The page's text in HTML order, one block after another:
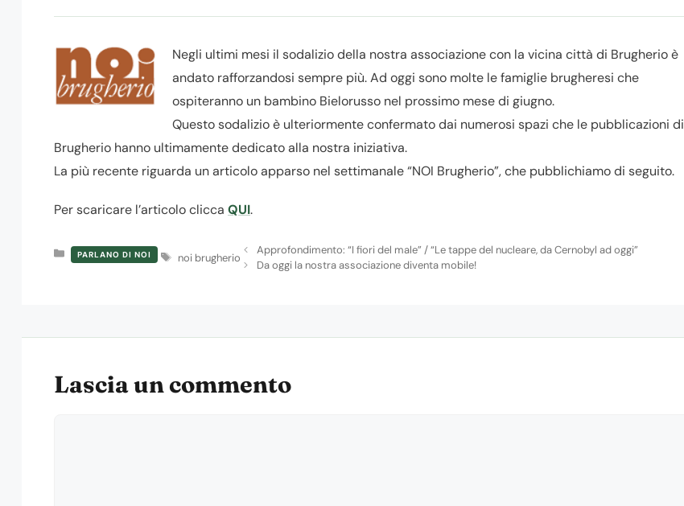
Negli ultimi mesi il sodalizio della nostra associazione con la vicina città di Brugherio è
andato rafforzandosi sempre più. Ad oggi sono molte le famiglie brugheresi che
ospiteranno un bambino Bielorusso nel prossimo mese di giugno.
Questo sodalizio è ulteriormente confermato dai numerosi spazi che le pubblicazioni di
Brugherio hanno ultimamente dedicato alla nostra iniziativa.
La più recente riguarda un articolo apparso nel settimanale “NOI Brugherio”, che pubblichiamo di seguito.
Per scaricare l’articolo clicca QUI.
Categorie
PARLANO DI NOI Tag
noi brugherio
Approfondimento: “I fiori del male” / “Le tappe del nucleare, da Cernobyl ad oggi”
Da oggi la nostra associazione diventa mobile!
Lascia un commento